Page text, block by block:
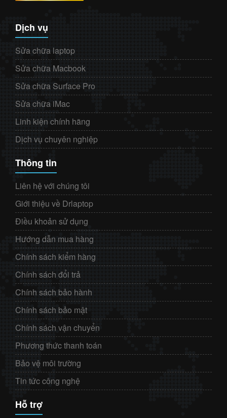
Dịch vụ
Sửa chữa laptop
Sửa chữa Macbook
Sửa chữa Surface Pro
Sửa chữa iMac
Linh kiện chính hãng
Dịch vụ chuyên nghiệp
Thông tin
Liên hệ với chúng tôi
Giới thiệu về Drlaptop
Điều khoản sử dụng
Hướng dẫn mua hàng
Chính sách kiểm hàng
Chính sách đổi trả
Chính sách bảo hành
Chính sách bảo mật
Chính sách vận chuyển
Phương thức thanh toán
Bảo vệ môi trường
Tin tức công nghệ
Hỗ trợ